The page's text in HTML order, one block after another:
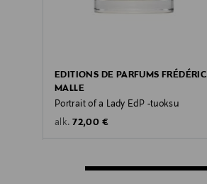
EDITIONS DE PARFUMS FRÉDÉRIC
MALLE
Portrait of a Lady EdP -tuoksu
alk. Original Price
72,00 €